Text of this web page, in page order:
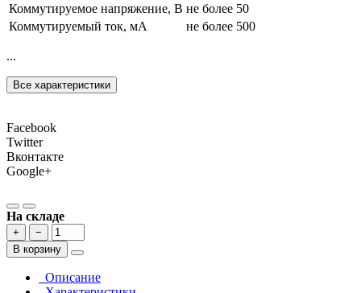
Коммутируемое напряжение, В не более 50
Коммутируемый ток, мА
не более 500
...
Все характеристики
Facebook
Twitter
Вконтакте
Google+
На складе
+
−
В корзину
Описание